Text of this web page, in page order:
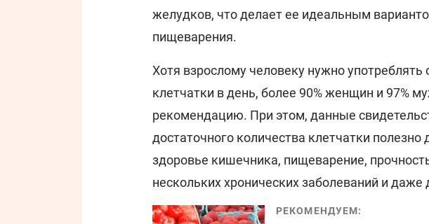
желудков, что делает ее идеальным
пищеварения.
Хотя взрослому человеку нужно употреблять
клетчатки в день, более 90% женщин и 97%
рекомендацию. При этом, данные
достаточного количества клетчатки
здоровье кишечника, пищеварение,
нескольких хронических заболеваний и даже
РЕКОМЕНДУЕМ: